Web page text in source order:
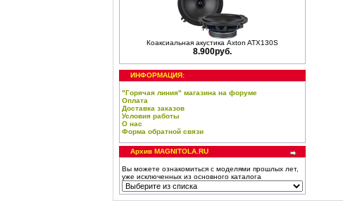
Коаксиальная акустика Axton ATX130S
8.900руб.
ИНФОРМАЦИЯ:
"Горячая линия" магазина на форуме
Оплата
Доставка заказов
Условия работы
О нас
Форма обратной связи
Архив MAGNITOLA.RU
Вы можете ознакомиться с моделями прошлых лет,
уже исключенных из основного каталога